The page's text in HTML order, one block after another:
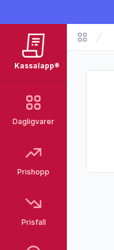
Kassalapp®
Dagligvarer
Prishopp
Prisfall
Matvarer